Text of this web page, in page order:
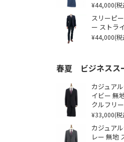
¥44,000(税
スリーピ
ー ストラ
¥44,000(税
春夏 ビジネスス
カジュア
イビー 無
クルフリ
¥33,000(税
カジュア
レー 無地